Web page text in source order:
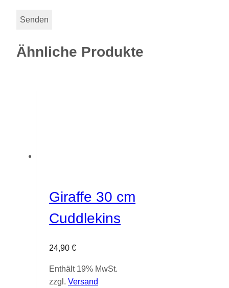
Ähnliche Produkte
Giraffe 30 cm
Cuddlekins
24,90 €
Enthält 19% MwSt.
zzgl. Versand